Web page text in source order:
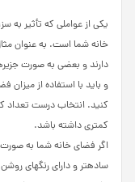
یکی از عواملی که تأثیر به
خانه شما است. به عنوان
دارند و بعضی به صورت
و باید با استفاده از میزان
کنید. انتخاب درست تعداد
کمتری داشته باشد.
اگر فضای خانه شما به صورت
ساده­تر و دارای رنگهای